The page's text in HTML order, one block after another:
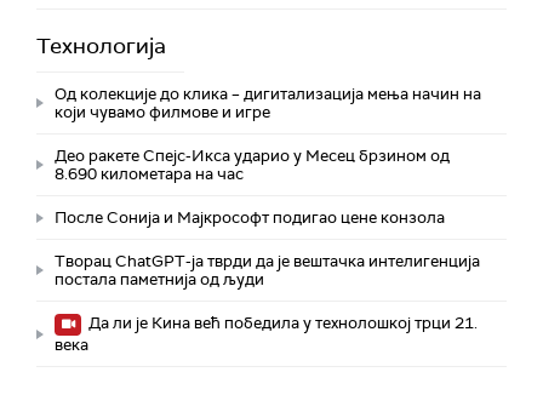
Технологијa
Од колекције до клика – дигитализација мења начин на
који чувамо филмове и игре
Део ракете Спејс-Икса ударио у Месец брзином од
8.690 километара на час
После Сонија и Мајкрософт подигао цене конзола
Творац ChatGPT-ја тврди да је вештачка интелигенција
постала паметнија од људи
Да ли је Кина већ победила у технолошкој трци 21.
века